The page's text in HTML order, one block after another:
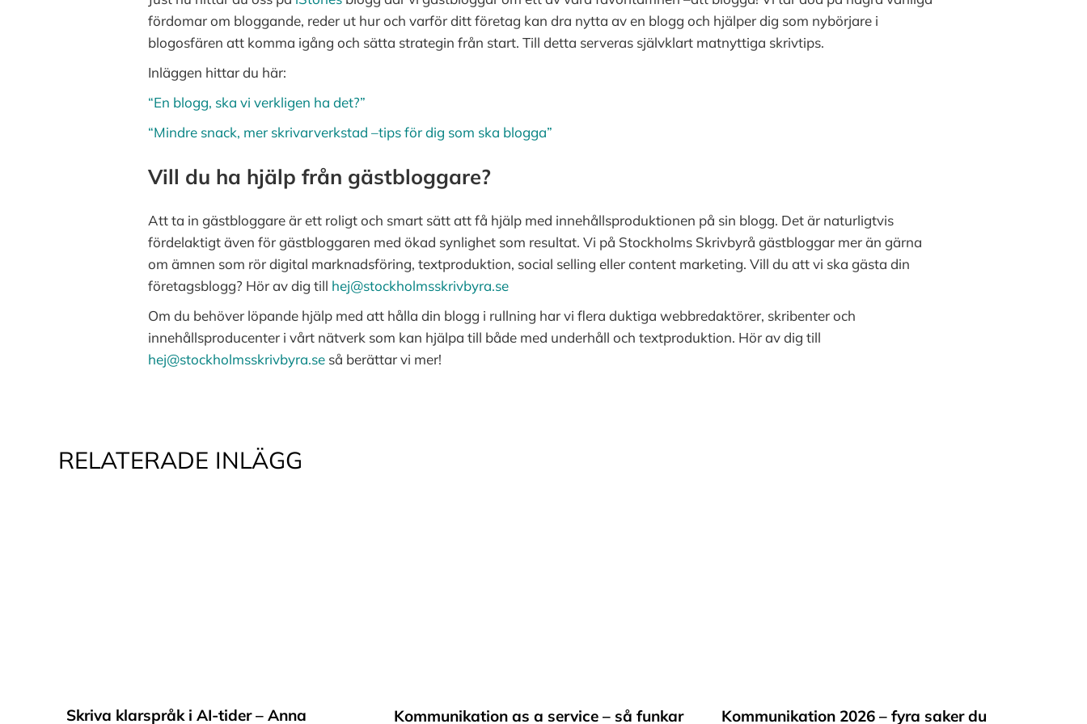
fördomar om bloggande, reder ut hur och varför ditt företag kan dra nytta av en blogg och hjälper dig som nybörjare i
blogosfären att komma igång och sätta strategin från start. Till detta serveras självklart matnyttiga skrivtips.
Inläggen hittar du här:
“En blogg, ska vi verkligen ha det?”
“Mindre snack, mer skrivarverkstad –tips för dig som ska blogga”
Vill du ha hjälp från gästbloggare?
Att ta in gästbloggare är ett roligt och smart sätt att få hjälp med innehållsproduktionen på sin blogg. Det är naturligtvis
fördelaktigt även för gästbloggaren med ökad synlighet som resultat. Vi på Stockholms Skrivbyrå gästbloggar mer än gärna
om ämnen som rör digital marknadsföring, textproduktion, social selling eller content marketing. Vill du att vi ska gästa din
företagsblogg? Hör av dig till hej@stockholmsskrivbyra.se
Om du behöver löpande hjälp med att hålla din blogg i rullning har vi flera duktiga webbredaktörer, skribenter och
innehållsproducenter i vårt nätverk som kan hjälpa till både med underhåll och textproduktion. Hör av dig till
hej@stockholmsskrivbyra.se så berättar vi mer!
RELATERADE INLÄGG
Skriva klarspråk i AI-tider – Anna Kommunikation as a service – så funkar Kommunikation 2026 – fyra saker du